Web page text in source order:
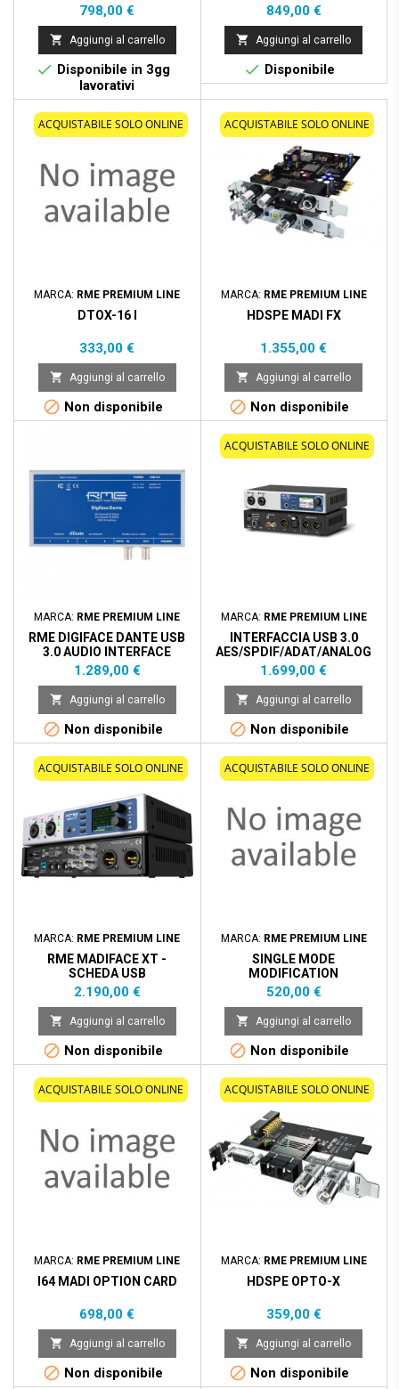
Prezzo
798,00 €
 Aggiungi al carrello
 Disponibile in 3gg
lavorativi
Prezzo
849,00 €
 Aggiungi al carrello
 Disponibile
ACQUISTABILE SOLO ONLINE
MARCA: RME PREMIUM LINE
DTOX-16 I
Prezzo
333,00 €
 Aggiungi al carrello
 Non disponibile
ACQUISTABILE SOLO ONLINE
MARCA: RME PREMIUM LINE
HDSPE MADI FX
Prezzo
1.355,00 €
 Aggiungi al carrello
 Non disponibile
MARCA: RME PREMIUM LINE
RME DIGIFACE DANTE USB
3.0 AUDIO INTERFACE
Prezzo
1.289,00 €
 Aggiungi al carrello
 Non disponibile
ACQUISTABILE SOLO ONLINE
MARCA: RME PREMIUM LINE
INTERFACCIA USB 3.0
AES/SPDIF/ADAT/ANALOG
I/O - 192KHZ
Prezzo
1.699,00 €
 Aggiungi al carrello
 Non disponibile
ACQUISTABILE SOLO ONLINE
MARCA: RME PREMIUM LINE
RME MADIFACE XT -
SCHEDA USB
Prezzo
2.190,00 €
 Aggiungi al carrello
 Non disponibile
ACQUISTABILE SOLO ONLINE
MARCA: RME PREMIUM LINE
SINGLE MODE
MODIFICATION
Prezzo
520,00 €
 Aggiungi al carrello
 Non disponibile
ACQUISTABILE SOLO ONLINE
MARCA: RME PREMIUM LINE
I64 MADI OPTION CARD
Prezzo
698,00 €
 Aggiungi al carrello
 Non disponibile
ACQUISTABILE SOLO ONLINE
MARCA: RME PREMIUM LINE
HDSPE OPTO-X
Prezzo
359,00 €
 Aggiungi al carrello
 Non disponibile